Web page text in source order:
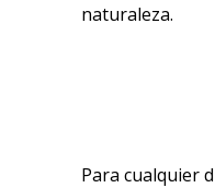
naturaleza.
Para cualquier